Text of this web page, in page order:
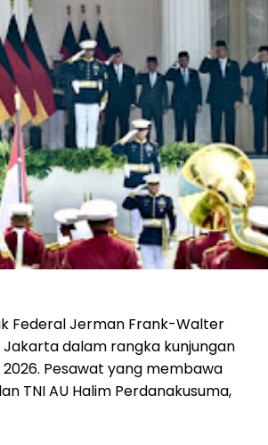
Federal Jerman Frank-Walter
dalam rangka kunjungan
2026. Pesawat yang membawa
TNI AU Halim Perdanakusuma,